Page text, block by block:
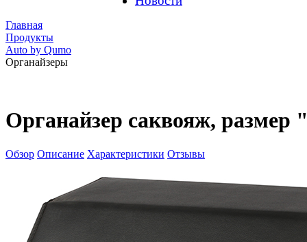
Главная
Продукты
Auto by Qumo
Органайзеры
Органайзер саквояж, размер
Обзор Описание Характеристики Отзывы